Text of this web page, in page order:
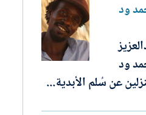
ود
ود
عن سُلم الأبدية...